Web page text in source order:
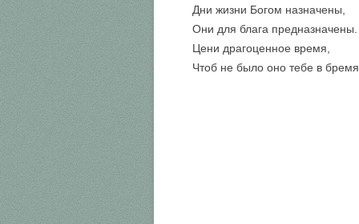
Дни жизни Богом назначены,
Они для блага предназначены.
Цени драгоценное время,
Чтоб не было оно тебе в